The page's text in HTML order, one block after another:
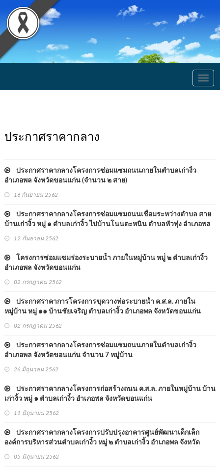
ประกาศราคากลาง
ประกาศราคากลางโครงการซ่อมแซมถนนภายในตำบลเก่างิ้ว
อำเภอพล จังหวัดขอนแก่น (จำนวน ๒ สาย)
16 กันยายน 2562
ประกาศราคากลางโครงการซ่อมแซมถนนเชื่อมระหว่างตำบล สาย
บ้านเก่างิ้ว หมู่ ๑ ตำบลเก่างิ้ว ไปบ้านโนนตะหนิน ตำบลหัวทุ่ง อำเภอพล
จังหวัดขอนแก่น
12 กันยายน 2562
โครงการซ่อมแซมร่องระบายน้ำ ภายในหมู่บ้าน หมู่่ ๒ ตำบลเก่างิ้ว
อำเภอพล จังหวัดขอนแก่น
02 กรกฎาคม 2562
ประกาศราคาการโครงการขุดวางท่อระบายน้ำ ค.ส.ล. ภายใน
หมู่บ้าน หมู่ ๑๑ บ้านชัยเจริญ ตำบลเก่างิ้ว อำเภอพล จังหวัดขอนแก่น
02 กรกฎาคม 2562
ประกาศราคากลางโครงการซ่อมแซมถนนภายในตำบลเก่างิ้ว
อำเภอพล จังหวัดขอนแก่น จำนวน 7 หมู่บ้าน
26 มิถุนายน 2562
ประกาศราคากลางโครงการก่อสร้างถนน ค.ส.ล. ภายในหมู่บ้าน บ้าน
เก่างิ้ว หมู่ ๑ ตำบลเก่างิ้ว อำเภอพล จังหวัดขอนแก่น
11 มิถุนายน 2562
ประกาศราคากลางโครงการปรับปรุงอาคารศูนย์พัฒนาเด็กเล็ก
องค์การบริหารส่วนตำบลเก่างิ้ว หมู่ ๒ ตำบลเก่างิ้ว อำเภอพล จังหวัด
ขอนแก่น
05 มิถุนายน 2562